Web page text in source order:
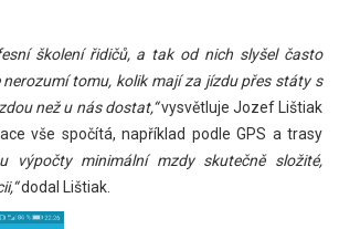
školení řidičů, a tak od nich slyšel často
tomu, kolik mají za jízdu přes státy s
než u nás dostat,“vysvětluje Jozef Lištiak
vše spočítá, například podle GPS a trasy
výpočty minimální mzdy skutečně složité,
dodal Lištiak.